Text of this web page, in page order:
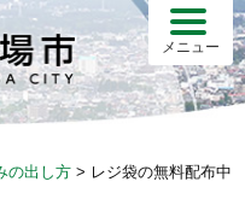
メニュー
の出し方 > レジ袋の無料配布中